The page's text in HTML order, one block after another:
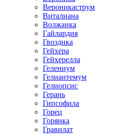
Вероникаструм
Виталиана
Волжанка
Гайлардия
Гвоздика
Гейхера
Гейхерелла
Гелениум
Гелиантемум
Гелиопсис
Герань
Гипсофила
Горец
Горянка
Гравилат